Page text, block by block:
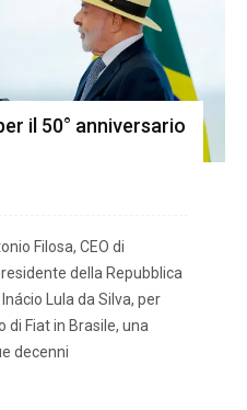
il 50° anniversario
Filosa, CEO di
della Repubblica
Lula da Silva, per
di Fiat in Brasile, una
decenni